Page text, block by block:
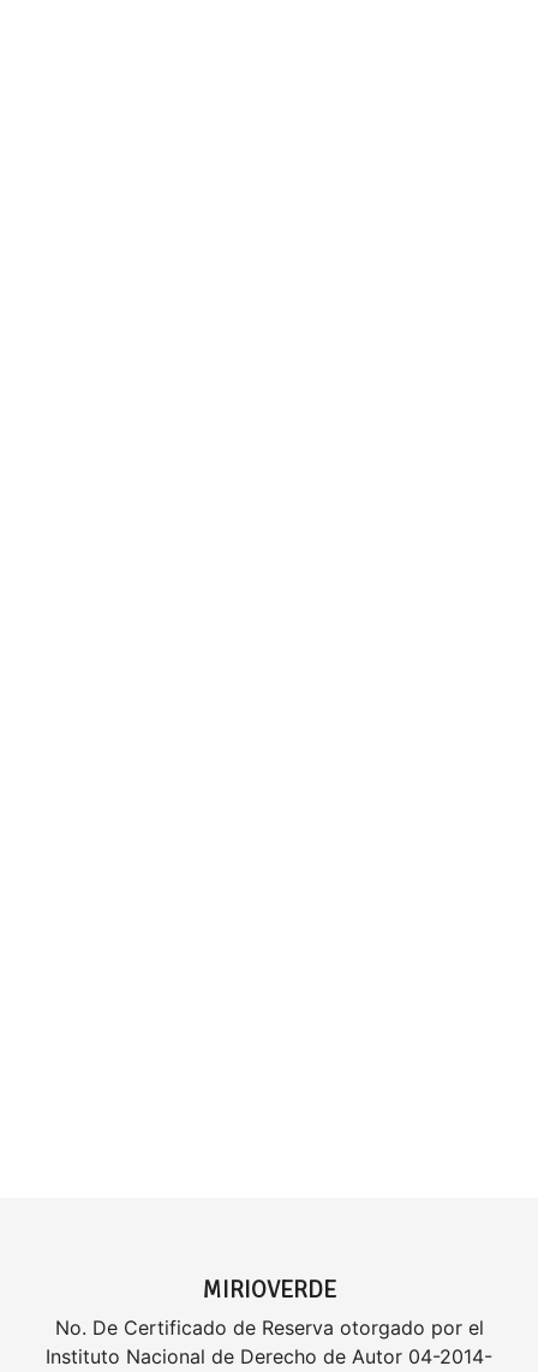
MIRIOVERDE
No. De Certificado de Reserva otorgado por el
Instituto Nacional de Derecho de Autor 04-2014-